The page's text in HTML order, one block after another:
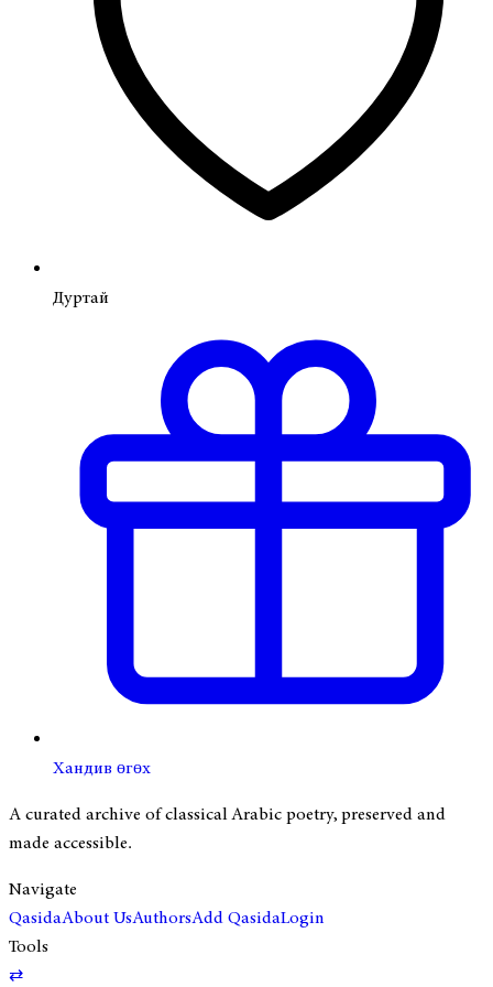
Дуртай
Хандив өгөх
A curated archive of classical Arabic poetry, preserved and
made accessible.
Navigate
QasidaAbout UsAuthorsAdd QasidaLogin
Tools
⇄